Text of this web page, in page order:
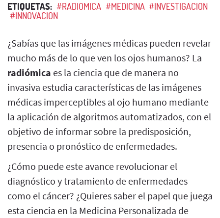
ETIQUETAS: #RADIOMICA #MEDICINA #INVESTIGACION
#INNOVACION
¿Sabías que las imágenes médicas pueden revelar
mucho más de lo que ven los ojos humanos? La
radiómica es la ciencia que de manera no
invasiva estudia características de las imágenes
médicas imperceptibles al ojo humano mediante
la aplicación de algoritmos automatizados, con el
objetivo de informar sobre la predisposición,
presencia o pronóstico de enfermedades.
¿Cómo puede este avance revolucionar el
diagnóstico y tratamiento de enfermedades
como el cáncer? ¿Quieres saber el papel que juega
esta ciencia en la Medicina Personalizada de